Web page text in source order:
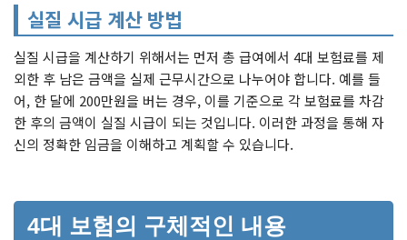
실질 시급 계산 방법
실질 시급을 계산하기 위해서는 먼저 총 급여에서 4대 보험료를 제
외한 후 남은 금액을 실제 근무시간으로 나누어야 합니다. 예를 들
어, 한 달에 200만원을 버는 경우, 이를 기준으로 각 보험료를 차감
한 후의 금액이 실질 시급이 되는 것입니다. 이러한 과정을 통해 자
신의 정확한 임금을 이해하고 계획할 수 있습니다.
4대 보험의 구체적인 내용